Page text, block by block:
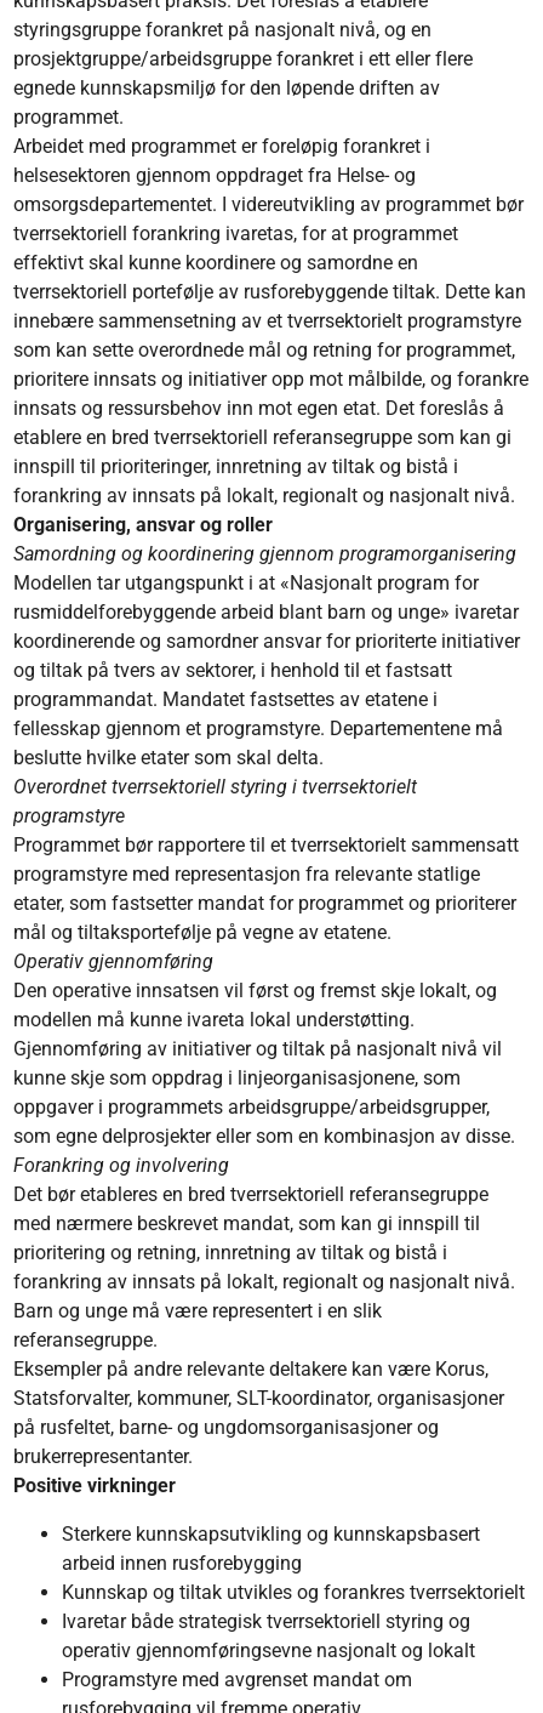
styringsgruppe forankret på nasjonalt nivå, og en
prosjektgruppe/arbeidsgruppe forankret i ett eller flere
egnede kunnskapsmiljø for den løpende driften av
programmet.
Arbeidet med programmet er foreløpig forankret i
helsesektoren gjennom oppdraget fra Helse- og
omsorgsdepartementet. I videreutvikling av programmet bør
tverrsektoriell forankring ivaretas, for at programmet
effektivt skal kunne koordinere og samordne en
tverrsektoriell portefølje av rusforebyggende tiltak. Dette kan
innebære sammensetning av et tverrsektorielt programstyre
som kan sette overordnede mål og retning for programmet,
prioritere innsats og initiativer opp mot målbilde, og forankre
innsats og ressursbehov inn mot egen etat. Det foreslås å
etablere en bred tverrsektoriell referansegruppe som kan gi
innspill til prioriteringer, innretning av tiltak og bistå i
forankring av innsats på lokalt, regionalt og nasjonalt nivå.
Organisering, ansvar og roller
Samordning og koordinering gjennom programorganisering
Modellen tar utgangspunkt i at «Nasjonalt program for
rusmiddelforebyggende arbeid blant barn og unge» ivaretar
koordinerende og samordner ansvar for prioriterte initiativer
og tiltak på tvers av sektorer, i henhold til et fastsatt
programmandat. Mandatet fastsettes av etatene i
fellesskap gjennom et programstyre. Departementene må
beslutte hvilke etater som skal delta.
Overordnet tverrsektoriell styring i tverrsektorielt
programstyre
Programmet bør rapportere til et tverrsektorielt sammensatt
programstyre med representasjon fra relevante statlige
etater, som fastsetter mandat for programmet og prioriterer
mål og tiltaksportefølje på vegne av etatene.
Operativ gjennomføring
Den operative innsatsen vil først og fremst skje lokalt, og
modellen må kunne ivareta lokal understøtting.
Gjennomføring av initiativer og tiltak på nasjonalt nivå vil
kunne skje som oppdrag i linjeorganisasjonene, som
oppgaver i programmets arbeidsgruppe/arbeidsgrupper,
som egne delprosjekter eller som en kombinasjon av disse.
Forankring og involvering
Det bør etableres en bred tverrsektoriell referansegruppe
med nærmere beskrevet mandat, som kan gi innspill til
prioritering og retning, innretning av tiltak og bistå i
forankring av innsats på lokalt, regionalt og nasjonalt nivå.
Barn og unge må være representert i en slik
referansegruppe.
Eksempler på andre relevante deltakere kan være Korus,
Statsforvalter, kommuner, SLT-koordinator, organisasjoner
på rusfeltet, barne- og ungdomsorganisasjoner og
brukerrepresentanter.
Positive virkninger
Sterkere kunnskapsutvikling og kunnskapsbasert
arbeid innen rusforebygging
Kunnskap og tiltak utvikles og forankres tverrsektorielt
Ivaretar både strategisk tverrsektoriell styring og
operativ gjennomføringsevne nasjonalt og lokalt
Programstyre med avgrenset mandat om